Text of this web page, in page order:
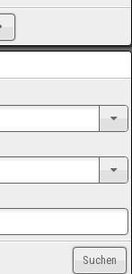
Suchen